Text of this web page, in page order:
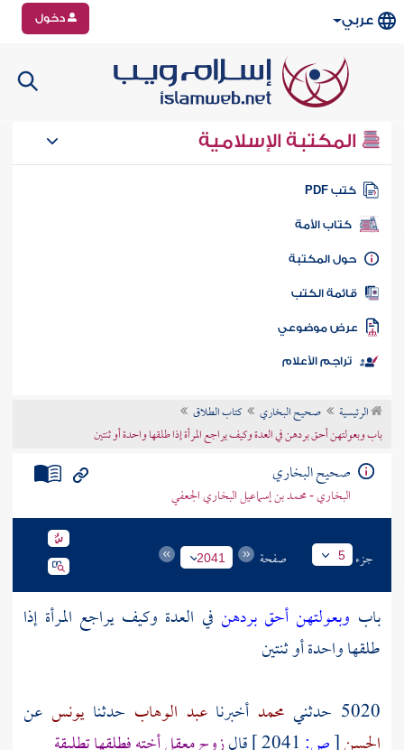
عربي دخول
المكتبة الإسلامية
كتب PDF
كتاب الأمة
المكتبة
الكتب
موضوعي
تراجم الأعلام
الرئيسية صحيح البخاري
كتاب الطلاق
باب وبعولتهن أحق بردهن في العدة وكيف يراجع المرأة إذا طلقها واحدة أو ثنتين
صحيح البخاري
البخاري - محمد بن إسماعيل البخاري الجعفي
جزء 5 صفحة 2041
باب وبعولتهن أحق بردهن في العدة وكيف يراجع المرأة إذا
طلقها واحدة أو ثنتين
5020 حدثني
محمد أخبرناعبد الوهاب حدثنايونس عن